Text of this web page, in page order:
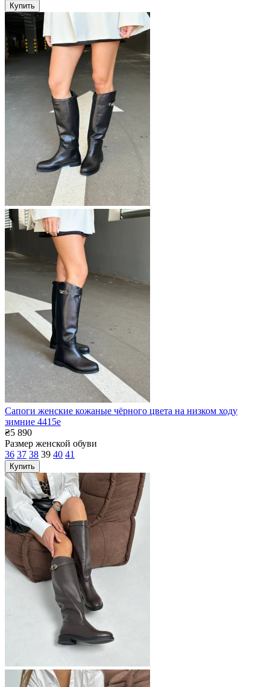
Купить
Сапоги женские кожаные чёрного цвета на низком ходу
зимние 4415е
₴5 890
Размер женской обуви
36 37 38 39 40 41
Купить